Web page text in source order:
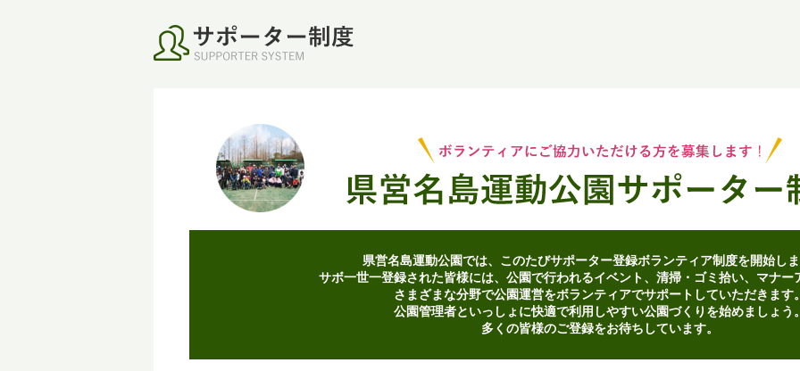
県営名島運動公園では、このたびサポーター登録ボランティア制度を開始し
サボ一世一登録された皆様には、公園で行われるイベント、清掃・ゴミ拾い、マナー
さまざまな分野で公園運営をボランティアでサポートしていただきます
公園管理者といっしょに快適で利用しやすい公園づくりを始めましょう
多くの皆様のご登録をお待ちしています。